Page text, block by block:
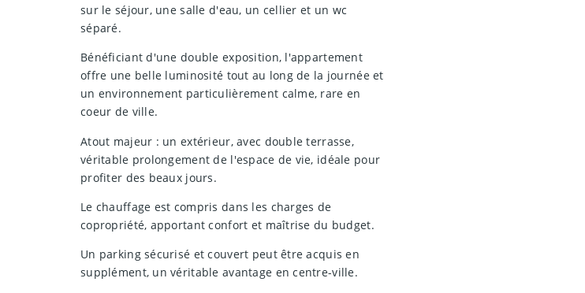
sur le séjour, une salle d'eau, un cellier et un wc
séparé.
Bénéficiant d'une double exposition, l'appartement
offre une belle luminosité tout au long de la journée et
un environnement particulièrement calme, rare en
coeur de ville.
Atout majeur : un extérieur, avec double terrasse,
véritable prolongement de l'espace de vie, idéale pour
profiter des beaux jours.
Le chauffage est compris dans les charges de
copropriété, apportant confort et maîtrise du budget.
Un parking sécurisé et couvert peut être acquis en
supplément, un véritable avantage en centre-ville.